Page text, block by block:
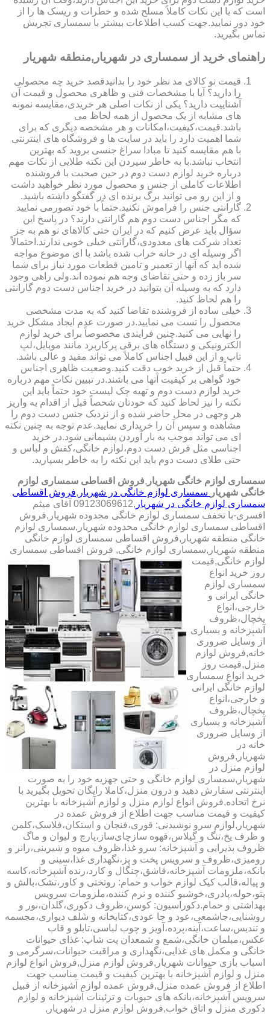
است که با این نکات کاملاً مسلح شده و خطرات و ریسک ها را از
خود دور نمایید.جهت کسب اطلاعات بیشتر با سمساری تجریش
تماس بگیرید.
راهنمای خرید از سمساری در شهریار,منطقه شهریار
قیمت نو کالای مد نظر خود را بدانیدقصد خرید چه محصولی
را دارید؟ آیا با مشخصات فنی و ظاهری محصول و قیمت آن
آشناییت دارید؟ یکی از نکات اصلی هر خریدی،مقایسه نمونه
های مشابه از یک محصول از همه لحاظ می
باشد.قیمت،کیفیت،امکانات و هر مشخصه دیگری که برای
شما اهمیت دارد را باید در سایت ها و فروشگاه های اینترنتی
با هم مقایسه کنید تا مبادا سراغ جنسی بروید که بهترین
انتخاب نباشد.با به خاطر سپردن این نکته طلایی از نکات مهم
درباره خرید لوازم دست دوم در حین صحبت با فروشنده
اطلاعات کاملی از جنس و محصول مورد نظر خواهید داشت
و از این رو می توانید برگ برنده ای در گفتگو داشته باشید.
گارانتی جنس را فراموش نکنید.حتماً با خود تصورمی نمایید
که مگر اجناس دست دوم هم گارانتی دارند؟ در پاسخ این
سؤال باید عرض کنیم که در ایران حتی کالاهای نو هم به جز
تعداد شرکت های معدودی،گارانتی خیلی خوبی ندارند.احتمالاً
اگر وسیله ای در خانه خراب شده باشد با ای موضوع مواجه
شده اید که آنها از تعمیر و تامین قطعات مورد نیاز برای شما
سر باز زده و حتی تقاضای وجه هم نموده اند.ولی راهی وجود
دارد که به وسیله آن بتوانید در خرید اجناس دست دوم گارانتی
را هم لحاظ کنید.
خیلی ساده از فروشنده تقاضا کنید که به مدت مشخصی
محصول را تست می نمایید.در صورت عدم ایجاد مشکل خرید
را نهایی می کنید.چنین فرایندی مخصوصاً برای خرید لوازم
الکترونیکی و دستگاه های برقی پرکاربرد مانند موبایل،لپ
تاپ و از این قبیل اجناس کاملاً می تواند مفید و عالی باشد.
حتماً قبل از خرید خوب دقت کنید.وضعیت ظاهری اجناس
خود گواهی بر کیفیت آنها می باشند.در تبیین نکات مهم درباره
خرید لوازم دست دوم و تهیه چک لیست خود حتماً باید این
نکته را نیز لحاظ کنید که خودتان شخصاً قبل از اقدام به واریز
هر وجهی در محل حاضر شده و از نزدیک جنس دست دوم را
مشاهده و سپس آن را خریداری نمایید.عدم توجه به چنین نکته
ای می تواند موجب به بار آوردن پشیمانی شود.در خرید
اجناسی مثل فرش دست دوم،لوازم خانگی،کفش و لباس و
حتی طلای دست دوم باید این نکته را به خاطر بسپارید.
سمساری لوازم خانگی شهریار ,فروش اقساطی سمساری لوازم
خانگی شهریار سمساری لوازم خانگی در شهریار ,فروش اقساطی
سمساری لوازم خانگی در شهریار
,09123069612 آقای میثم
افسری-با تخفف سمساری لوازم خانگی محدوده شهریار,فروش
اقساطی سمساری لوازم خانگی محدوده شهریار,سمساری لوازم
خانگی منطقه شهریار,فروش اقساطی سمساری لوازم خانگی
منطقه شهریار,سمساری لوازم خانگی, فروش اقساطی سمساری
لوازم خانگی,قیمت
روز خرید انواع
سمساری لوازم
خانگی ایرانی و
خارجی،انواع
یخچال،ظروف
آشپزخانه و بسیاری
از وسایل ضروری
خانه,فروش لوازم
منزل,قیمت روز
خرید انواع سمساری
لوازم خانگی ایرانی
و خارجی،انواع
یخچال،ظروف
آشپزخانه و بسیاری
از وسایل ضروری
خانه در
شهریار,فروش
لوازم منزل در
شهریار,سمساری لوازم خانگی و حتی جهزیه خود را به صورت
اینترنتی سفارش دهید و درون منزل،کاملا رایگان تحویل بگیرید با
نرخ اتحاده,فروش انواع لوازم منزل و لوازم آشپزخانه با بهترین
کیفیت و قیمت مناسب جهت اطلاع از فروش عمده در
شهریار,لوازم سرو نوشیدنی: قوری،فنجان و استکان،فلاسک،کلمن
و ظرف یخ،تنگ و گیلاس،قهوه سازچای‌ساز،پارچ و لیوان و ماگ
ظروف پذیرایی و آشپزخانه: سرو غذا،ظروف میوه و شیرینی،رانر و
رومیزی،ظروف و سرویس پخت و پز،نگهداری غذا،سینی و
بانکه،ملزومات آشپزخانه،قاشق،چنگال و کارد،رنده آشپزخانه،کاسه
و پیاله،قالب کیک لوازم خواب و حمام: روتختی و کاور،تشک،بالش و
پتو،حوله،پادری،خوشبو کننده و نرم کننده،ملزومات سرویس
بهداشتی و حمام.دکوراسیون: کوسن،ظروف دکوری،گلدان،نور و
روشنایی،جاشمعی،عود و جا عودی،کتابخانه و شلف دیواری،مجسمه
و تندیس،ساعت،آینه،پرده،آویز و چوب لباسی،تابلو و قاب
عکس،مبلمان خانگی،شمع و شمعدان پت شاپ: غذای حیوانات
خانگی و مکمل های غذایی،نگهداری و مراقبت حیوانات،سرگرمی و
اسباب بازی حیوانات شهریار,فروش لوازم منزل,فروش انواع لوازم
منزل و لوازم آشپزخانه با بهترین کیفیت و قیمت مناسب جهت
اطلاع از فروش عمده منزل,فروش عمده لوازم آشپزخانه از قبیل
سرویس آشپزخانه،بانکه های حبوبات و تزئینات آشپزخانه و لوازم
دکوری منزل و اتاق خواب,فروش لوازم منزل در شهریار,